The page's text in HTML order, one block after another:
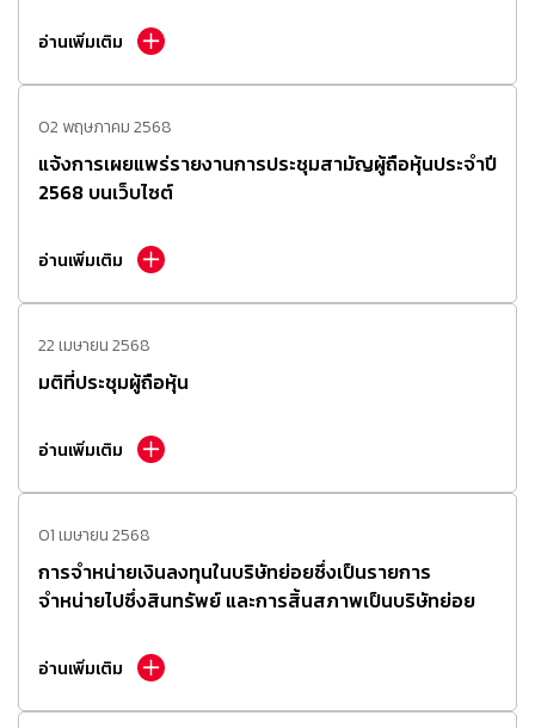
อ่านเพิ่มเติม
02 พฤษภาคม 2568
แจ้งการเผยแพร่รายงานการประชุมสามัญผู้ถือหุ้นประจำปี
2568 บนเว็บไซต์
อ่านเพิ่มเติม
22 เมษายน 2568
มติที่ประชุมผู้ถือหุ้น
อ่านเพิ่มเติม
01 เมษายน 2568
การจำหน่ายเงินลงทุนในบริษัทย่อยซึ่งเป็นรายการ
จำหน่ายไปซึ่งสินทรัพย์ และการสิ้นสภาพเป็นบริษัทย่อย
อ่านเพิ่มเติม